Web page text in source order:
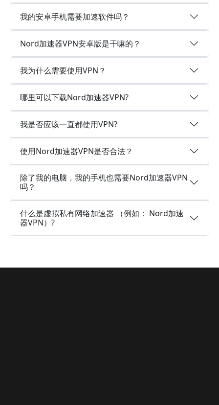
我的安卓手机需要加速软件吗？
Nord加速器VPN安卓版是干嘛的？
我为什么需要使用VPN？
哪里可以下载Nord加速器VPN?
我是否应该一直都使用VPN?
使用Nord加速器VPN是否合法？
除了我的电脑，我的手机也需要Nord加速器VPN
吗？
什么是虚拟私有网络加速器 （例如： Nord加速
器VPN）?